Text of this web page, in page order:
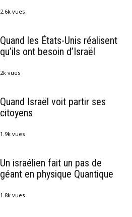
2.6k vues
Quand les États-Unis réalisent
qu’ils ont besoin d’Israël
2k vues
Quand Israël voit partir ses
citoyens
1.9k vues
Un israélien fait un pas de
géant en physique Quantique
1.8k vues